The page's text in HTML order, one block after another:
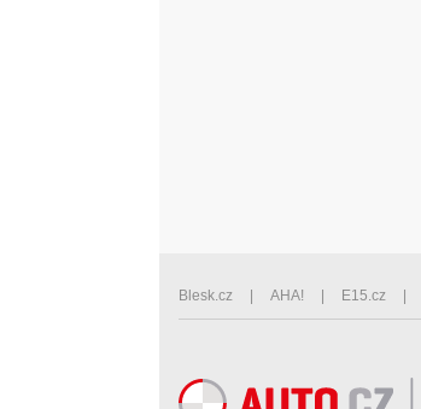
Blesk.cz AHA! E15.cz